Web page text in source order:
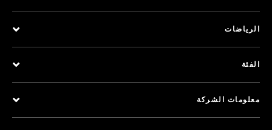
الرياضات
الفئة
معلومات الشركة